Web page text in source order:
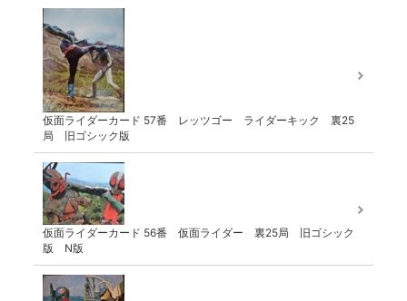
仮面ライダーカード 57番 レッツゴー ライダーキック 裏25
局 旧ゴシック版
仮面ライダーカード 56番 仮面ライダー 裏25局 旧ゴシック
版 N版